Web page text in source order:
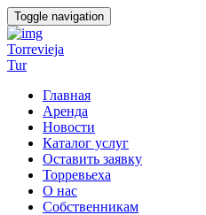
Toggle navigation
Torrevieja
Tur
Главная
Аренда
Новости
Каталог услуг
Оставить заявку
Торревьеха
О нас
Собственникам